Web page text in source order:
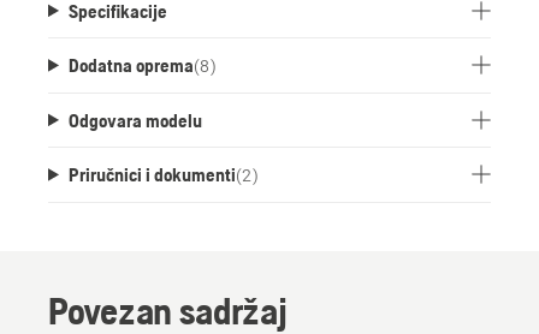
Specifikacije
Dodatna oprema(8)
Odgovara modelu
Priručnici i dokumenti(2)
Povezan sadržaj